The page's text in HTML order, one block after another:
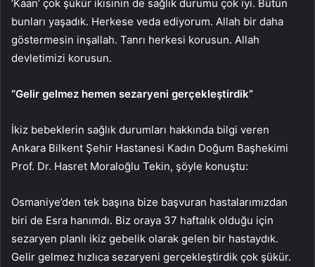
‘Kaan’ çok şükür ikisinin de sağlık durumu çok iyi. Bütün
bunları yaşadık. Herkese veda ediyorum. Allah bir daha
göstermesin inşallah. Tanrı herkesi korusun. Allah
devletimizi korusun.
“Gelir gelmez hemen sezaryeni gerçekleştirdik”
İkiz bebeklerin sağlık durumları hakkında bilgi veren
Ankara Bilkent Şehir Hastanesi Kadın Doğum Başhekimi
Prof. Dr. Hasret Moraloğlu Tekin, şöyle konuştu:
Osmaniye’den tek başına bize başvuran hastalarımızdan
biri de Esra hanımdı. Biz oraya 37 haftalık olduğu için
sezaryen planlı ikiz gebelik olarak gelen bir hastaydık.
Gelir gelmez hızlıca sezaryeni gerçekleştirdik çok şükür.